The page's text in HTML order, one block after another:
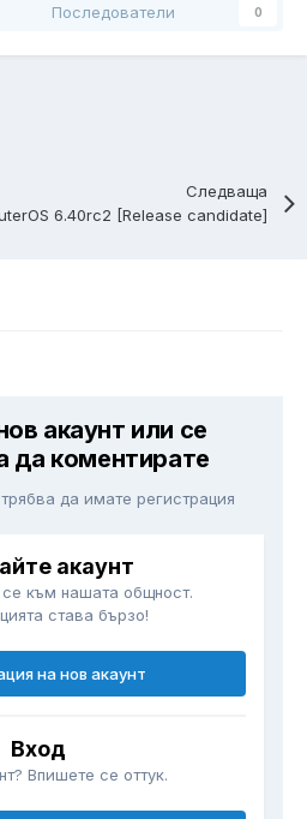
Последователи 0
Следваща
6.40rc2 [Release candidate]
акаунт или се
да коментирате
да имате регистрация
акаунт
към нашата общност.
става бързо!
на нов акаунт
Вход
Впишете се оттук.